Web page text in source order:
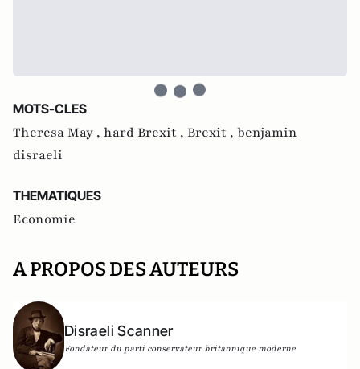
MOTS-CLES
Theresa May , hard Brexit , Brexit , benjamin
disraeli
THEMATIQUES
Economie
A PROPOS DES AUTEURS
Disraeli Scanner
Fondateur du parti conservateur britannique moderne